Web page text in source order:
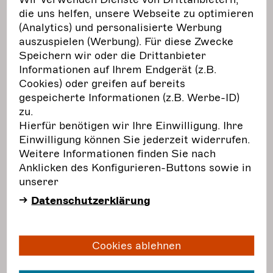
ist seit Januar 2020 Geschäftsführerin des
NRW Landesbüros Freie Darstellende Künste
und lebt in Dortmund. Sie war
Geschäftsführerin des Landesverbands Freier
Theater in Niedersachsen (2013– 2019) und ist
seit Oktober 2015 Teil des Vorstands des
BFDK. Vor ihrer Verbandstätigkeit arbeitete
sie viele Jahre freiberuflich als
Produktionsleitung und Pressemitarbeiterin
für verschiedene Kultur- und Theaterprojekte.
Kathrin Schremb,
Thüringer Theaterverband e.V,
ist Geschäftsführerin des Thüringer
des Kulturrat Thüringen. Seit über 20 Jahren
ist sie tätig als Kulturmanagerin und lebt in
Weimar. Dort war sie Mitbegründerin
die uns helfen, unsere Webseite zu optimieren
(Analytics) und personalisierte Werbung
auszuspielen (Werbung). Für diese Zwecke
Speichern wir oder die Drittanbieter
Informationen auf Ihrem Endgerät (z.B.
Cookies) oder greifen auf bereits
gespeicherte Informationen (z.B. Werbe-ID)
zu.
Hierfür benötigen wir Ihre Einwilligung. Ihre
Einwilligung können Sie jederzeit widerrufen.
Weitere Informationen finden Sie nach
Anklicken des Konfigurieren-Buttons sowie in
unserer
Datenschutzerklärung
Cookies ablehnen